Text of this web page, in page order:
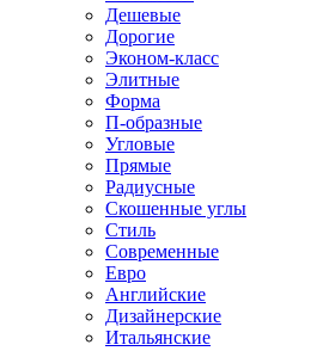
Дешевые
Дорогие
Эконом-класс
Элитные
Форма
П-образные
Угловые
Прямые
Радиусные
Скошенные углы
Стиль
Современные
Евро
Английские
Дизайнерские
Итальянские